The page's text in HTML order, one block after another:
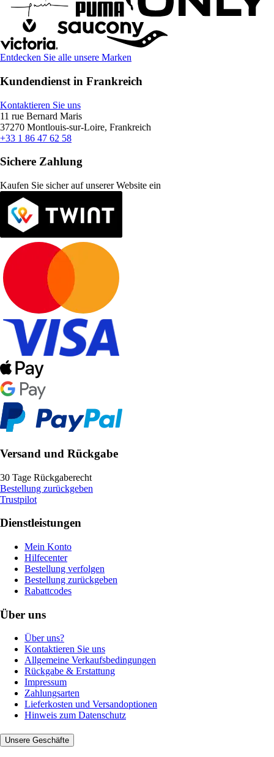
Entdecken Sie alle unsere Marken
Kundendienst in Frankreich
Kontaktieren Sie uns
11 rue Bernard Maris
37270 Montlouis-sur-Loire, Frankreich
+33 1 86 47 62 58
Sichere Zahlung
Kaufen Sie sicher auf unserer Website ein
Versand und Rückgabe
30 Tage Rückgaberecht
Bestellung zurückgeben
Trustpilot
Dienstleistungen
Mein Konto
Hilfecenter
Bestellung verfolgen
Bestellung zurückgeben
Rabattcodes
Über uns
Über uns?
Kontaktieren Sie uns
Allgemeine Verkaufsbedingungen
Rückgabe & Erstattung
Impressum
Zahlungsarten
Lieferkosten und Versandoptionen
Hinweis zum Datenschutz
Unsere Geschäfte